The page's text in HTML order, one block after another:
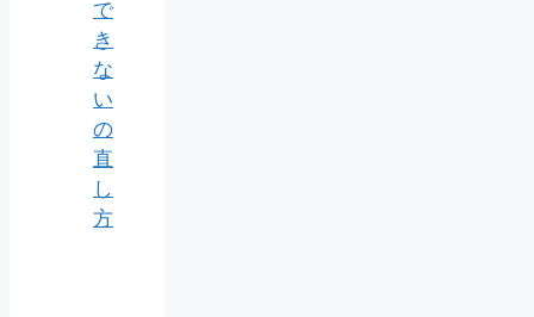
で
き
な
い
の
直
し
方